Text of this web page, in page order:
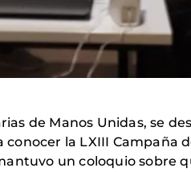
de Manos Unidas, se
la LXIII Campaña
un coloquio sobre